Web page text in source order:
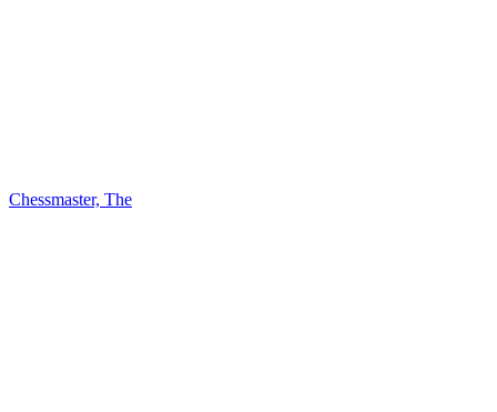
Chessmaster, The